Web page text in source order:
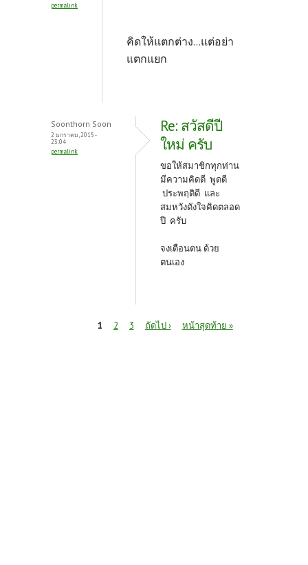
permalink
คิดให้แตกต่าง...แต่อย่า
แตกแยก
Soonthorn Soon
2 มกราคม, 2015 -
23:04
permalink
Re: สวัสดีปี
ใหม่ ครับ
ขอให้สมาชิกทุกท่าน
มีความคิดดี พูดดี
ประพฤติดี และ
สมหวังดังใจคิดตลอด
ปี ครับ
จงเตือนตน ด้วย
ตนเอง
1 2 3 ถัดไป › หน้าสุดท้าย »